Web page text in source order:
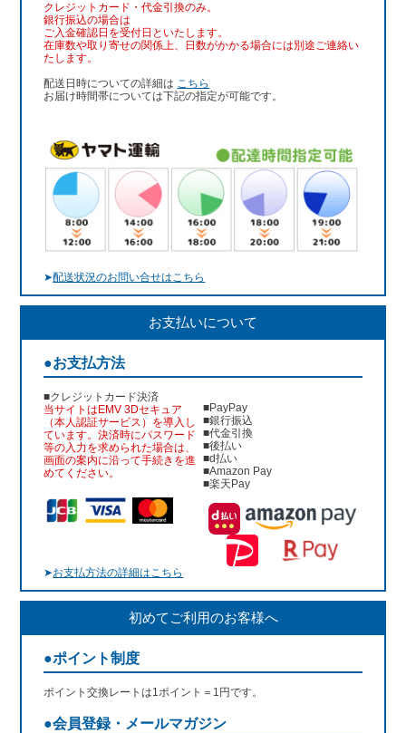
クレジットカード・代金引換のみ。
銀行振込の場合は
ご入金確認日を受付日といたします。
在庫数や取り寄せの関係上、日数がかかる場合には別途ご連絡い
たします。
配送日時についての詳細は こちら
お届け時間帯については下記の指定が可能です。
➤配送状況のお問い合せはこちら
お支払いについて
●お支払方法
■クレジットカード決済
当サイトはEMV 3Dセキュア
（本人認証サービス）を導入し
ています。決済時にパスワード
等の入力を求められた場合は、
画面の案内に沿って手続きを進
めてください。
■PayPay
■銀行振込
■代金引換
■後払い
■d払い
■Amazon Pay
■楽天Pay
➤お支払方法の詳細はこちら
初めてご利用のお客様へ
●ポイント制度
ポイント交換レートは1ポイント＝1円です。
●会員登録・メールマガジン